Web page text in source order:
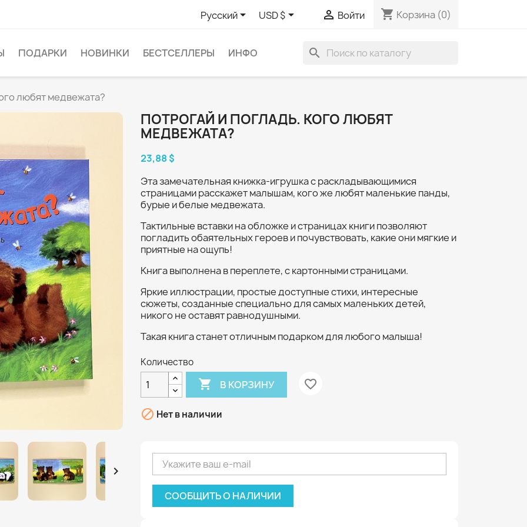
Русский USD $  Войти shopping_cart Корзина (0)
ПОДАРКИ НОВИНКИ БЕСТСЕЛЛЕРЫ ИНФО search
любят медвежата?

ПОТРОГАЙ И ПОГЛАДЬ. КОГО ЛЮБЯТ
МЕДВЕЖАТА?
23,88 $
Эта замечательная книжка-игрушка с раскладывающимися
страницами расскажет малышам, кого же любят маленькие панды,
бурые и белые медвежата.
Тактильные вставки на обложке и страницах книги позволяют
погладить обаятельных героев и почувствовать, какие они мягкие и
приятные на ощупь!
Книга выполнена в переплете, с картонными страницами.
Яркие иллюстрации, простые доступные стихи, интересные
сюжеты, созданные специально для самых маленьких детей,
никого не оставят равнодушными.
Такая книга станет отличным подарком для любого малыша!
Количество
 В КОРЗИНУ favorite_border
 Нет в наличии
СООБЩИТЬ О НАЛИЧИИ